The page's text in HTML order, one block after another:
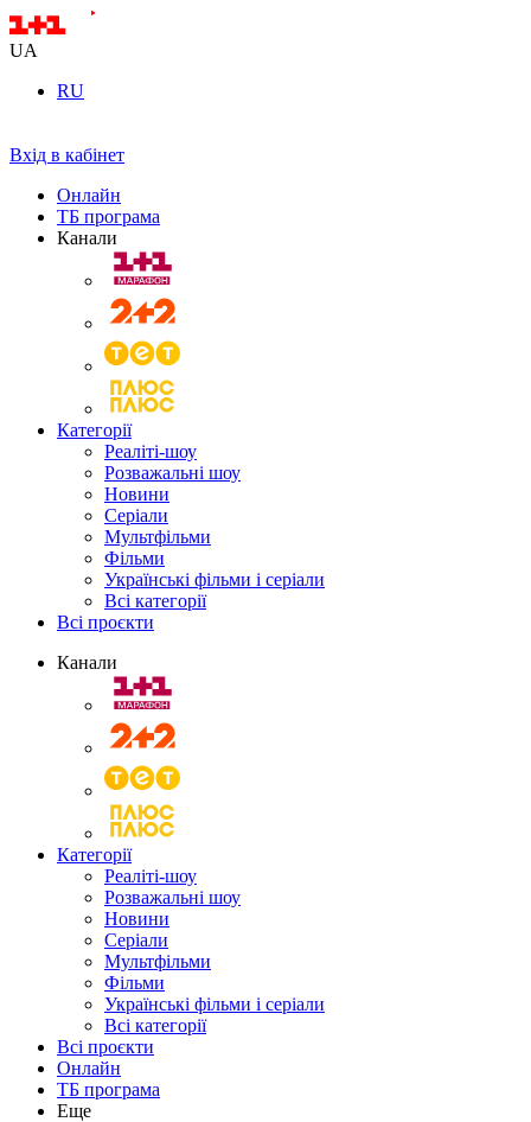
UA
RU
Вхід в кабінет
Онлайн
ТБ програма
Канали
Категорії
Реаліті-шоу
Розважальні шоу
Новини
Серіали
Мультфільми
Фільми
Українські фільми і серіали
Всі категорії
Всі проєкти
Канали
Категорії
Реаліті-шоу
Розважальні шоу
Новини
Серіали
Мультфільми
Фільми
Українські фільми і серіали
Всі категорії
Всі проєкти
Онлайн
ТБ програма
Еще